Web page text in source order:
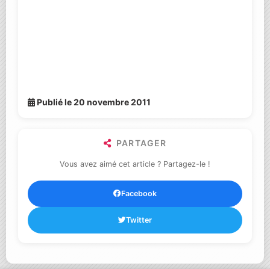
Publié le 20 novembre 2011
PARTAGER
Vous avez aimé cet article ? Partagez-le !
Facebook
Twitter